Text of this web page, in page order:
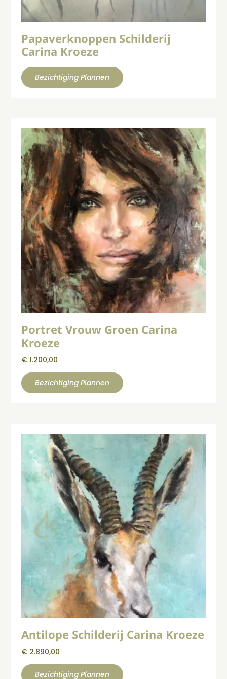
Papaverknoppen Schilderij
Carina Kroeze
Bezichtiging Plannen
Portret Vrouw Groen Carina
Kroeze
€ 1.200,00
Bezichtiging Plannen
Antilope Schilderij Carina Kroeze
€ 2.890,00
Bezichtiging Plannen